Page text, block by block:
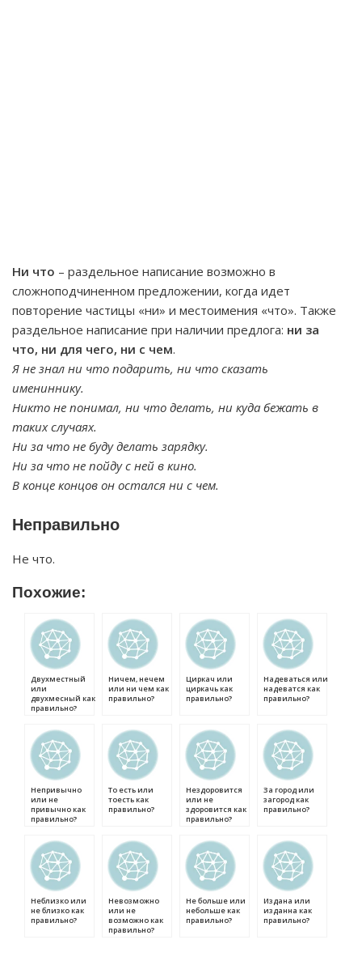
Ни что – раздельное написание возможно в
сложноподчиненном предложении, когда идет
повторение частицы «ни» и местоимения «что». Также
раздельное написание при наличии предлога: ни за
что, ни для чего, ни с чем.
Я не знал ни что подарить, ни что сказать
имениннику.
Никто не понимал, ни что делать, ни куда бежать в
таких случаях.
Ни за что не буду делать зарядку.
Ни за что не пойду с ней в кино.
В конце концов он остался ни с чем.
Неправильно
Не что.
Похожие:
Двухместный
или
двухмесный как
правильно?
Ничем, нечем
или ни чем как
правильно?
Циркач или
циркачь как
правильно?
Надеваться или
надеватся как
правильно?
Непривычно
или не
привычно как
правильно?
То есть или
тоесть как
правильно?
Нездоровится
или не
здоровится как
правильно?
За город или
загород как
правильно?
Неблизко или
не близко как
правильно?
Невозможно
или не
возможно как
правильно?
Не больше или
небольше как
правильно?
Издана или
изданна как
правильно?